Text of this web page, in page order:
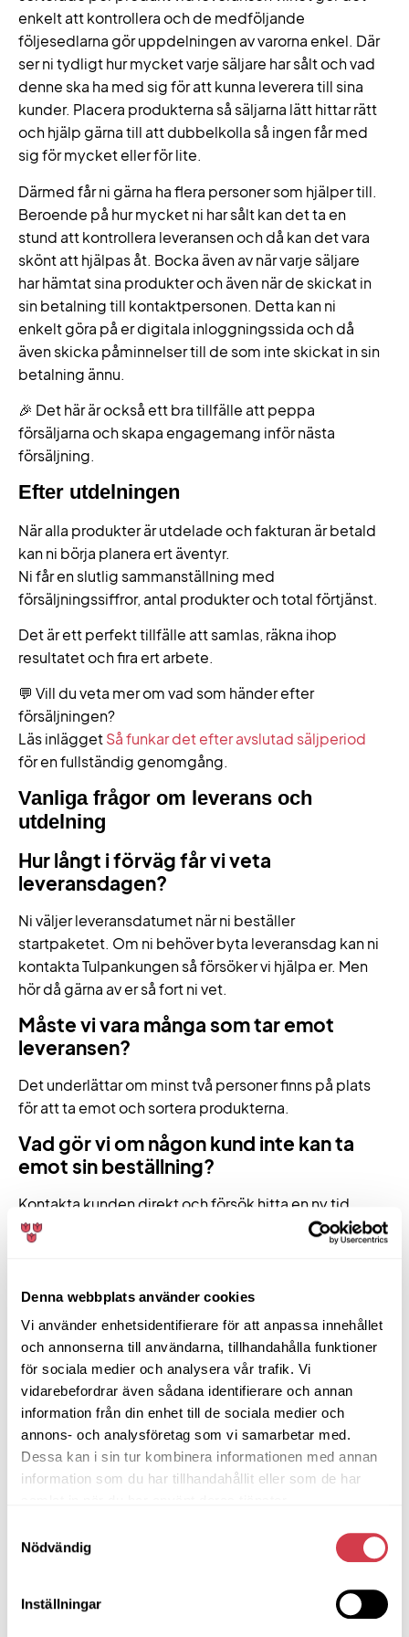
Denna webbplats använder cookies
Vi använder enhetsidentifierare för att anpassa innehållet
och annonserna till användarna, tillhandahålla funktioner
för sociala medier och analysera vår trafik. Vi
vidarebefordrar även sådana identifierare och annan
information från din enhet till de sociala medier och
annons- och analysföretag som vi samarbetar med.
Dessa kan i sin tur kombinera informationen med annan
information som du har tillhandahållit eller som de har
Nödvändig
Inställningar
enkelt att kontrollera och de medföljande
följesedlarna gör uppdelningen av varorna enkel. Där
ser ni tydligt hur mycket varje säljare har sålt och vad
denne ska ha med sig för att kunna leverera till sina
kunder. Placera produkterna så säljarna lätt hittar rätt
och hjälp gärna till att dubbelkolla så ingen får med
sig för mycket eller för lite.
Därmed får ni gärna ha flera personer som hjälper till.
Beroende på hur mycket ni har sålt kan det ta en
stund att kontrollera leveransen och då kan det vara
skönt att hjälpas åt. Bocka även av när varje säljare
har hämtat sina produkter och även när de skickat in
sin betalning till kontaktpersonen. Detta kan ni
enkelt göra på er digitala inloggningssida och då
även skicka påminnelser till de som inte skickat in sin
betalning ännu.
🎉 Det här är också ett bra tillfälle att peppa
försäljarna och skapa engagemang inför nästa
försäljning.
Efter utdelningen
När alla produkter är utdelade och fakturan är betald
kan ni börja planera ert äventyr.
Ni får en slutlig sammanställning med
försäljningssiffror, antal produkter och total förtjänst.
Det är ett perfekt tillfälle att samlas, räkna ihop
resultatet och fira ert arbete.
💬 Vill du veta mer om vad som händer efter
försäljningen?
Läs inläggetSå funkar det efter avslutad säljperiod
för en fullständig genomgång.
Vanliga frågor om leverans och
utdelning
Hur långt i förväg får vi veta
leveransdagen?
Ni väljer leveransdatumet när ni beställer
startpaketet. Om ni behöver byta leveransdag kan ni
kontakta Tulpankungen så försöker vi hjälpa er. Men
hör då gärna av er så fort ni vet.
Måste vi vara många som tar emot
leveransen?
Det underlättar om minst två personer finns på plats
för att ta emot och sortera produkterna.
Vad gör vi om någon kund inte kan ta
emot sin beställning?
Kontakta kunden direkt och försök hitta en ny tid.
Om något blir problematiskt kan ni alltid kontakta
Tulpankungens support.
Hur reklamerar man en produkt?
Vid fel eller saknad produkt kontaktar ni vår
kundservice med ordernummer, så löser vi det enligt
våra rutiner.
Rekommenderad kompletterad FAQ
Hur långt i förväg får vi veta
leveransdagen?
kontakta Tulpankungen så försöker vi hjälpa er. Hör
Måste vi vara många som tar emot